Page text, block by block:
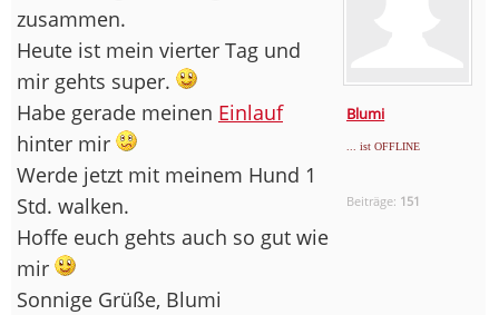
Blumi
... ist OFFLINE
Beiträge: 151
zusammen.
Heute ist mein vierter Tag und
mir gehts super.
Habe gerade meinen Einlauf
hinter mir
Werde jetzt mit meinem Hund 1
Std. walken.
Hoffe euch gehts auch so gut wie
mir
Sonnige Grüße, Blumi